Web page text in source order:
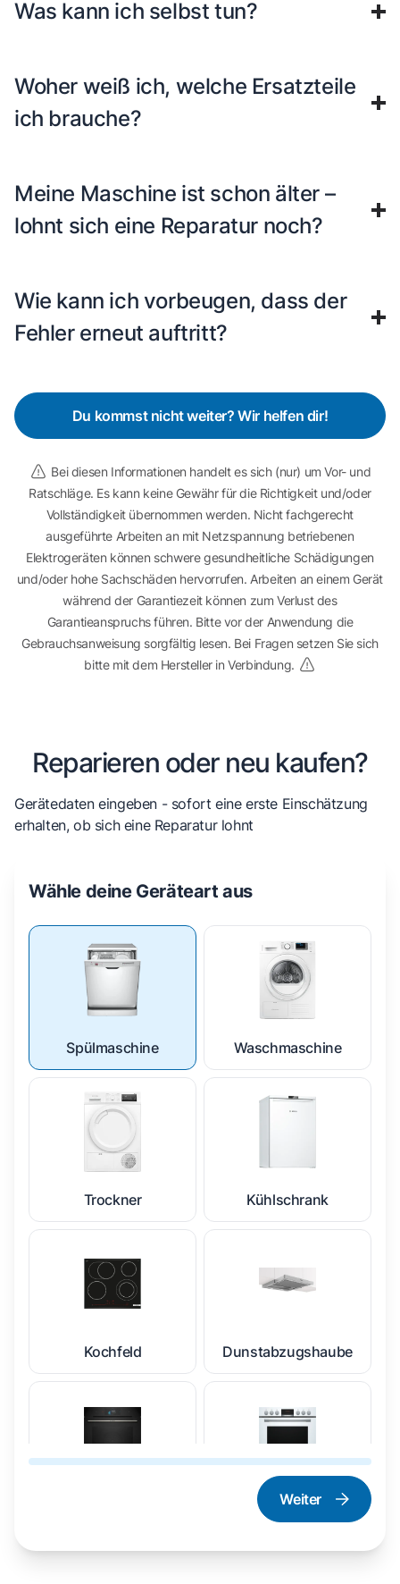
Was kann ich selbst tun?
Woher weiß ich, welche Ersatzteile
ich brauche?
Meine Maschine ist schon älter –
lohnt sich eine Reparatur noch?
Wie kann ich vorbeugen, dass der
Fehler erneut auftritt?
Du kommst nicht weiter? Wir helfen dir!
Bei diesen Informationen handelt es sich (nur) um Vor- und
Ratschläge. Es kann keine Gewähr für die Richtigkeit und/oder
Vollständigkeit übernommen werden. Nicht fachgerecht
ausgeführte Arbeiten an mit Netzspannung betriebenen
Elektrogeräten können schwere gesundheitliche Schädigungen
und/oder hohe Sachschäden hervorrufen. Arbeiten an einem Gerät
während der Garantiezeit können zum Verlust des
Garantieanspruchs führen. Bitte vor der Anwendung die
Gebrauchsanweisung sorgfältig lesen. Bei Fragen setzen Sie sich
bitte mit dem Hersteller in Verbindung.
Reparieren oder neu kaufen?
Gerätedaten eingeben - sofort eine erste Einschätzung
erhalten, ob sich eine Reparatur lohnt
Wähle deine Geräteart aus
Spülmaschine Waschmaschine
Trockner Kühlschrank
Kochfeld Dunstabzugshaube
Herd und Backofen
Weiter